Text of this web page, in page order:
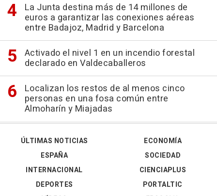
La Junta destina más de 14 millones de
euros a garantizar las conexiones aéreas
entre Badajoz, Madrid y Barcelona
Activado el nivel 1 en un incendio forestal
declarado en Valdecaballeros
Localizan los restos de al menos cinco
personas en una fosa común entre
Almoharín y Miajadas
ÚLTIMAS NOTICIAS
ESPAÑA
INTERNACIONAL
DEPORTES
ECONOMÍA
SOCIEDAD
CIENCIAPLUS
PORTALTIC